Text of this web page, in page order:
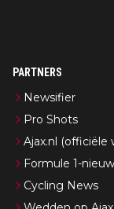
PARTNERS
Newsifier
Pro Shots
Ajax.nl (officiële
Formule 1-
Cycling News